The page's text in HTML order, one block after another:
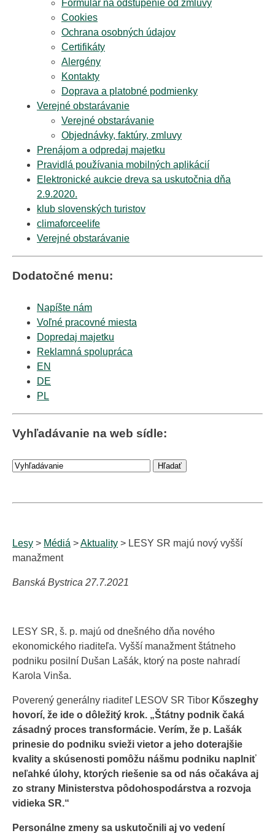
Formulár na odstúpenie od zmluvy
Cookies
Ochrana osobných údajov
Certifikáty
Alergény
Kontakty
Doprava a platobné podmienky
Verejné obstarávanie
Verejné obstarávanie
Objednávky, faktúry, zmluvy
Prenájom a odpredaj majetku
Pravidlá používania mobilných aplikácií
Elektronické aukcie dreva sa uskutočnia dňa
2.9.2020.
klub slovenských turistov
climaforceelife
Verejné obstarávanie
Dodatočné menu:
Napíšte nám
Voľné pracovné miesta
Dopredaj majetku
Reklamná spolupráca
EN
DE
PL
Vyhľadávanie na web sídle:
Lesy > Médiá >Aktuality > LESY SR majú nový vyšší
manažment
Banská Bystrica 27.7.2021
LESY SR, š. p. majú od dnešného dňa nového
ekonomického riaditeľa. Vyšší manažment štátneho
podniku posilní Dušan Lašák, ktorý na poste nahradí
Karola Vinša.
Poverený generálny riaditeľ LESOV SR Tibor Kőszeghy
hovorí, že ide o dôležitý krok. „Štátny podnik čaká
zásadný proces transformácie. Verím, že p. Lašák
prinesie do podniku svieži vietor a jeho doterajšie
kvality a skúsenosti pomôžu nášmu podniku naplniť
neľahké úlohy, ktorých riešenie sa od nás očakáva aj
zo strany Ministerstva pôdohospodárstva a rozvoja
vidieka SR.“
Personálne zmeny sa uskutočnili aj vo vedení